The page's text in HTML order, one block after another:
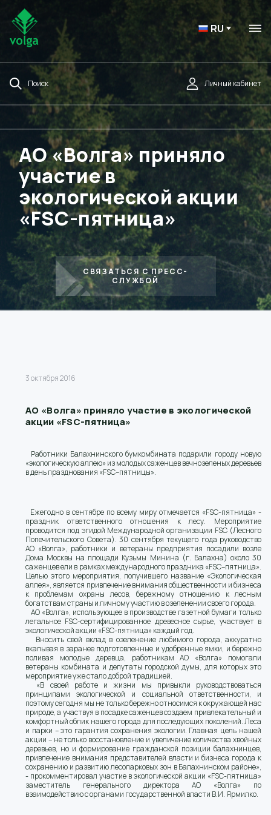
RU
Поиск Личный кабинет
АО «Волга» приняло
участие в
экологической акции
«FSC-пятница»
СВЯЗАТЬСЯ С ПРЕСС-
СЛУЖБОЙ
3 октября 2016
АО «Волга» приняло участие в экологической
акции «FSC-пятница»
Работники Балахнинского бумкомбината подарили городу новую
«экологическую аллею» из молодых саженцев вечнозеленых деревьев
в день празднования «FSC–пятницы».
Ежегодно в сентябре по всему миру отмечается «FSC-пятница» -
праздник ответственного отношения к лесу. Мероприятие
проводится под эгидой Международной организации FSC (Лесного
Попечительского Совета). 30 сентября текущего года руководство
АО «Волга», работники и ветераны предприятия посадили возле
Дома Москвы на площади Кузьмы Минина (г. Балахна) около 30
саженцев ели в рамках международного праздника «FSC–пятница».
Целью этого мероприятия, получившего название «Экологическая
аллея», является привлечение внимания общественности и бизнеса
к проблемам охраны лесов, бережному отношению к лесным
богатствам страны и личному участию в озеленении своего города.
АО «Волга», использующее в производстве газетной бумаги только
легальное FSC-сертифицированное древесное сырье, участвует в
экологической акции «FSC-пятница» каждый год.
Вносить свой вклад в озеленение любимого города, аккуратно
вкапывая в заранее подготовленные и удобренные ямки, и бережно
поливая молодые деревца, работникам АО «Волга» помогали
ветераны комбината и депутаты городской думы, для которых это
мероприятие уже стало доброй традицией.
«В своей работе и жизни мы привыкли руководствоваться
принципами экологической и социальной ответственности, и
поэтому сегодня мы не только бережно относимся к окружающей нас
природе, а участвуя в посадке саженцев создаем привлекательный и
комфортный облик нашего города для последующих поколений. Леса
и парки – это гарантия сохранения экологии. Главная цель нашей
акции – не только восстановление и увеличение количества хвойных
деревьев, но и формирование гражданской позиции балахнинцев,
привлечение внимания представителей власти и бизнеса города к
сохранению и развитию лесопарковых зон в Балахнинском районе»,
- прокомментировал участие в экологической акции «FSC-пятница»
заместитель генерального директора АО «Волга» по
взаимодействию с органами государственной власти В.И. Ярмилко.